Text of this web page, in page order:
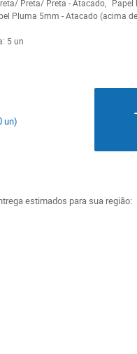
Preta/ Preta - Atacado Papel
Pluma 5mm - Atacado (acima
5 un
un)
estimados para sua região: